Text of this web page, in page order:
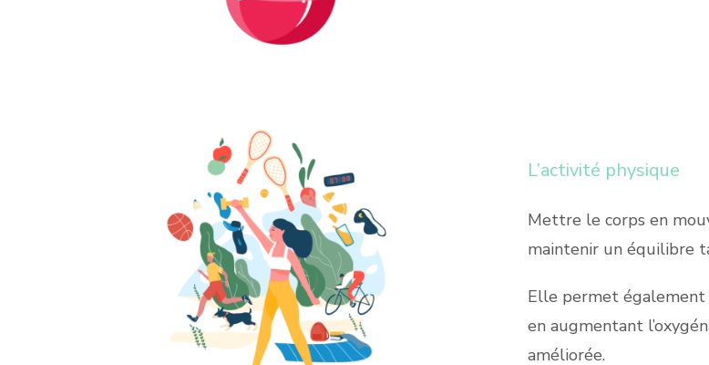
L’activité physique
Mettre le corps en
maintenir un équilibre
Elle permet
en augmentant
améliorée.